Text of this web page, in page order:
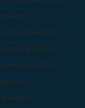
выставочных
мебели,
Они